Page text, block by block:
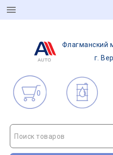
Флагманский
г.
0
Поиск товаров